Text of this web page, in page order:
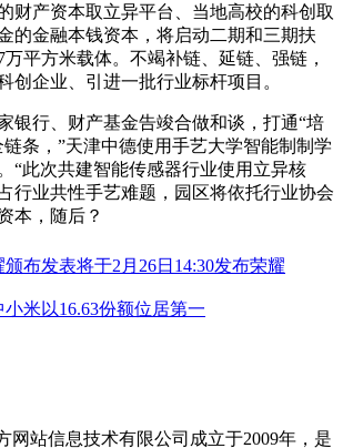
财产资本取立异平台、当地高校的科创取
的金融本钱资本，将启动二期和三期扶
平方米载体。不竭补链、延链、强链，
创企业、引进一批行业标杆项目。
行、财产基金告竣合做和谈，打通“培
条，”天津中德使用手艺大学智能制制学
“此次共建智能传感器行业使用立异核
行业共性手艺难题，园区将依托行业协会
本，随后？
颁布发表将于2月26日14:30发布荣耀
小米以16.63份额位居第一
网站信息技术有限公司成立于2009年，是